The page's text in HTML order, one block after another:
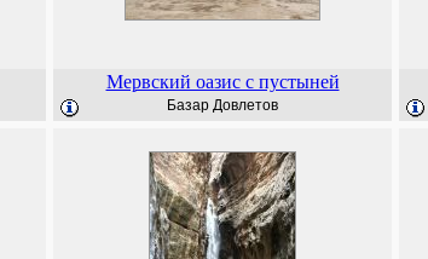
Мервский оазис с пустыней
Базар Довлетов